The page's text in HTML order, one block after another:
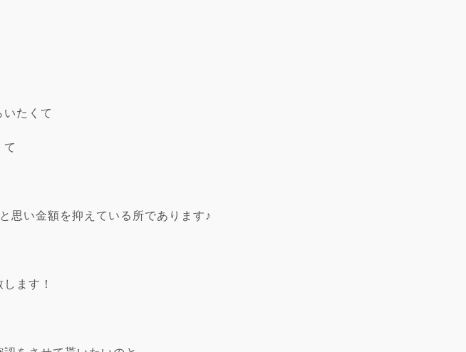
たくて
て
思い金額を抑えている所であります♪
ます！